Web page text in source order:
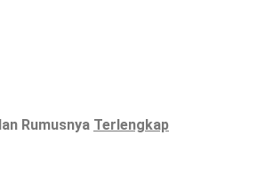
Rumusnya Terlengkap